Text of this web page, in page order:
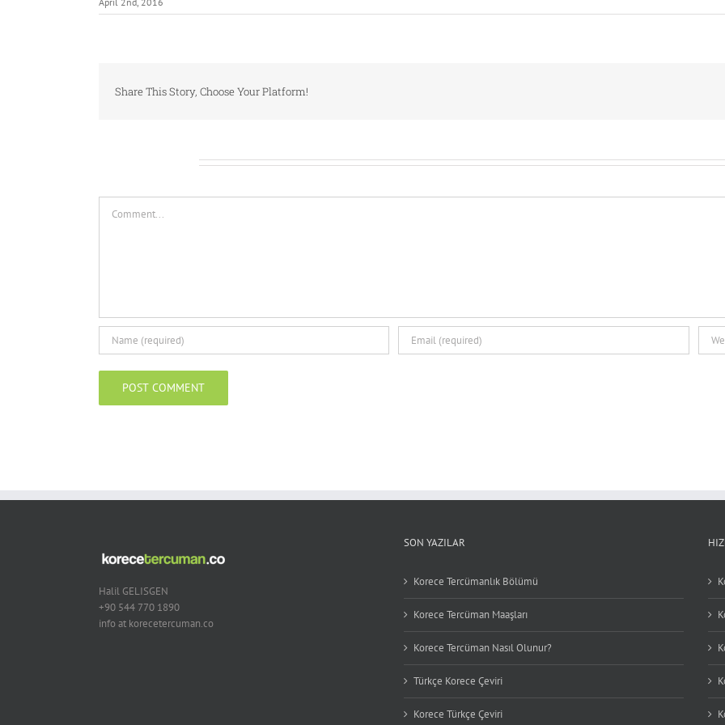
Share This Story, Choose Your Platform!
Halil GELISGEN
+90 544 770 1890
info at korecetercuman.co
SON YAZILAR
Korece Tercümanlık Bölümü
Korece Tercüman Maaşları
Korece Tercüman Nasıl Olunur?
Türkçe Korece Çeviri
Korece Türkçe Çeviri